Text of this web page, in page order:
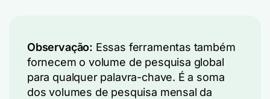
Observação: Essas ferramentas também
fornecem o volume de pesquisa global
para qualquer palavra-chave. É a soma
dos volumes de pesquisa mensal da